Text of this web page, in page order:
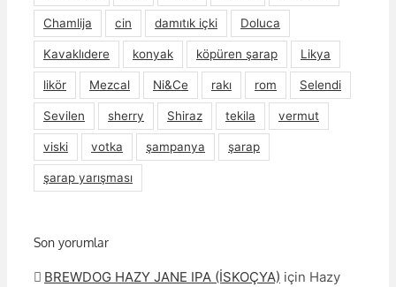
Chamlija cin damıtık içki Doluca
Kavaklıdere konyak köpüren şarap Likya
likör Mezcal Ni&Ce rakı rom Selendi
Sevilen sherry Shiraz tekila vermut
viski votka şampanya şarap
şarap yarışması
Son yorumlar
BREWDOG HAZY JANE IPA (İSKOÇYA) için Hazy